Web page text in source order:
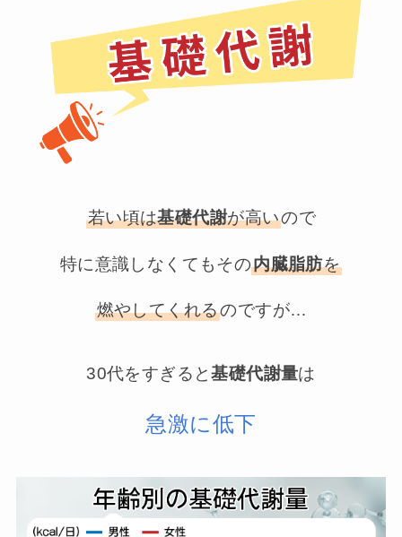
若い頃は基礎代謝が高いので
特に意識しなくてもその内臓脂肪を
燃やしてくれるのですが…
30代をすぎると基礎代謝量は
急激に低下